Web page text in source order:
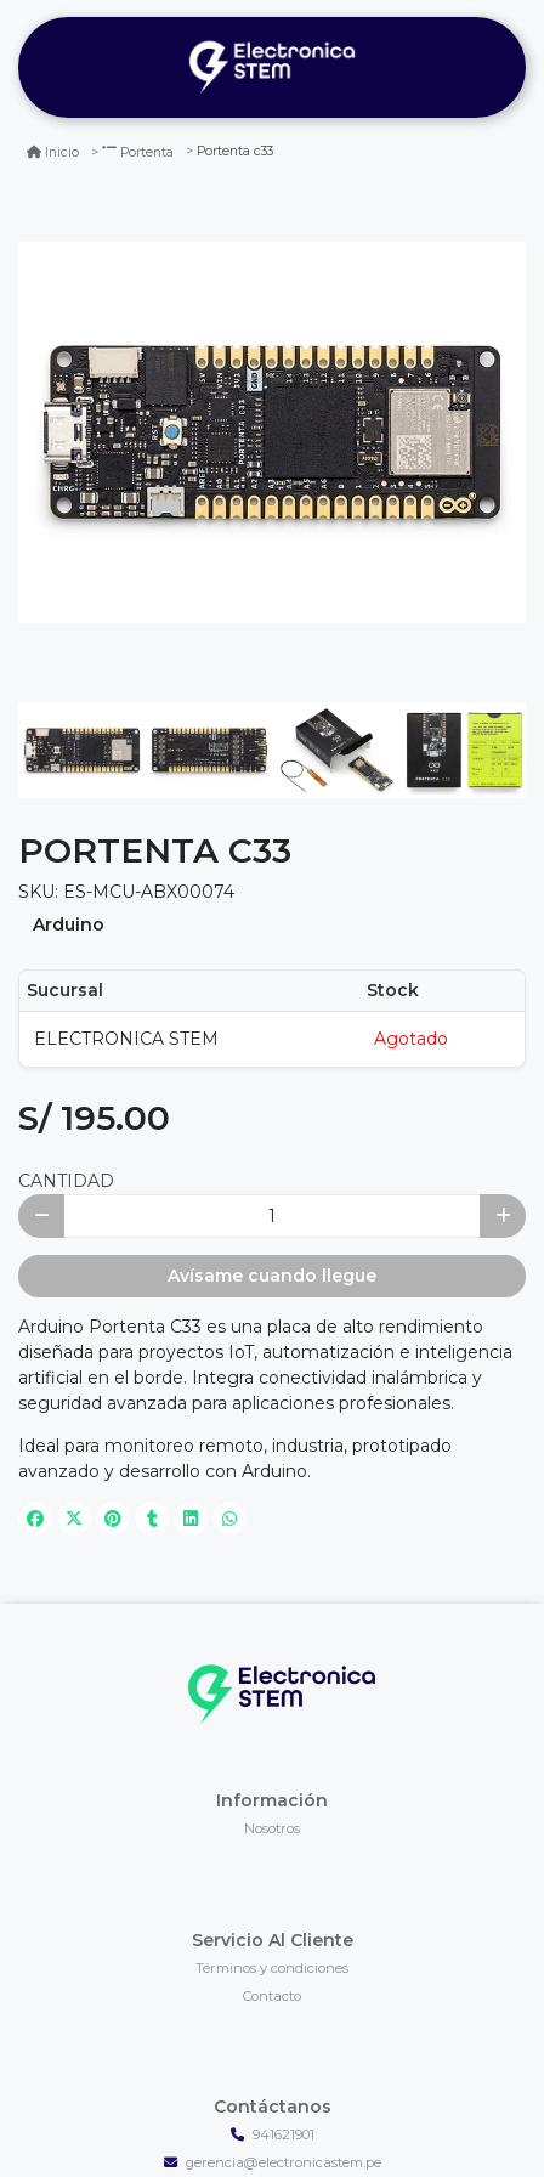
Inicio Portenta Portenta c33
PORTENTA C33
SKU: ES-MCU-ABX00074
Arduino
Sucursal Stock
ELECTRONICA STEM Agotado
S/ 195.00
CANTIDAD
Avísame cuando llegue
Arduino Portenta C33 es una placa de alto rendimiento
diseñada para proyectos IoT, automatización e inteligencia
artificial en el borde. Integra conectividad inalámbrica y
seguridad avanzada para aplicaciones profesionales.
Ideal para monitoreo remoto, industria, prototipado
avanzado y desarrollo con Arduino.
Información
Nosotros
Servicio Al Cliente
Términos y condiciones
Contacto
Contáctanos
941621901
gerencia@electronicastem.pe